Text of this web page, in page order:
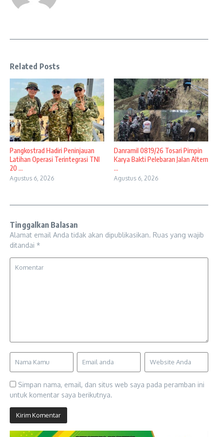
Related Posts
Pangkostrad Hadiri Peninjauan
Latihan Operasi Terintegrasi TNI
20 ...
Agustus 6, 2026
Danramil 0819/26 Tosari Pimpin
Karya Bakti Pelebaran Jalan Altern
...
Agustus 6, 2026
Tinggalkan Balasan
Alamat email Anda tidak akan dipublikasikan. Ruas yang wajib
ditandai *
Simpan nama, email, dan situs web saya pada peramban ini
untuk komentar saya berikutnya.